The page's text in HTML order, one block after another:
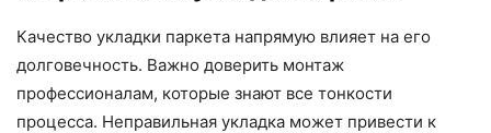
Качество укладки паркета напрямую влияет на его
долговечность. Важно доверить монтаж
профессионалам, которые знают все тонкости
процесса. Неправильная укладка может привести к